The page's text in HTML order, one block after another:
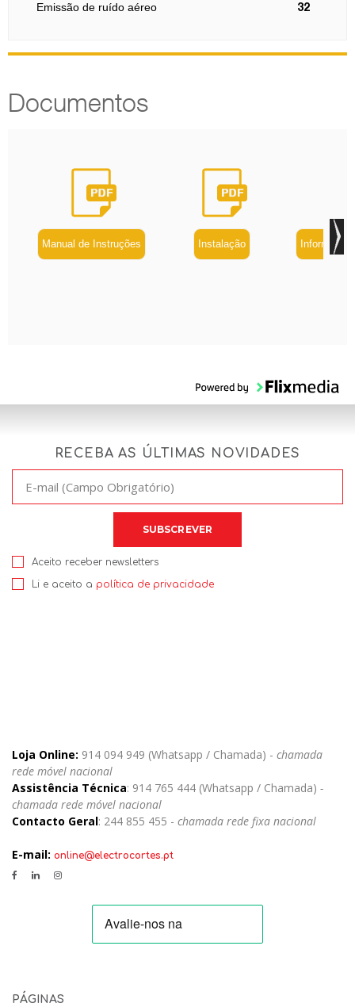
Emissão de ruído aéreo 32
Documentos
Manual de Instruções Instalação
RECEBA AS ÚLTIMAS NOVIDADES
Aceito receber newsletters
Li e aceito a política de privacidade
Loja Online: 914 094 949 (Whatsapp / Chamada) - chamada
rede móvel nacional
Assistência Técnica: 914 765 444 (Whatsapp / Chamada) -
chamada rede móvel nacional
Contacto Geral: 244 855 455 - chamada rede fixa nacional
E-mail: online@electrocortes.pt
PÁGINAS